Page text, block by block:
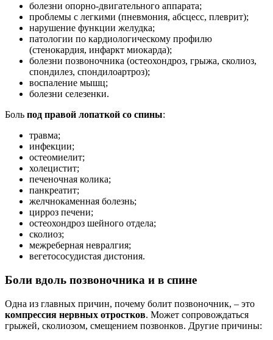
болезни опорно-двигательного аппарата;
проблемы с легкими (пневмония, абсцесс, плеврит);
нарушение функции желудка;
патологии по кардиологическому профилю
(стенокардия, инфаркт миокарда);
болезни позвоночника (остеохондроз, грыжа, сколиоз,
спондилез, спондилоартроз);
воспаление мышц;
болезни селезенки.
Боль под правой лопаткой со спины:
травма;
инфекции;
остеомиелит;
холецистит;
печеночная колика;
панкреатит;
желчнокаменная болезнь;
цирроз печени;
остеохондроз шейного отдела;
сколиоз;
межреберная невралгия;
вегетососудистая дистония.
Боли вдоль позвоночника и в спине
Одна из главных причин, почему болит позвоночник, – это
компрессия нервных отростков. Может сопровождаться
грыжей, сколиозом, смещением позвонков. Другие причины: